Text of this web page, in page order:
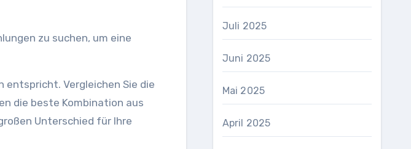
zu suchen, um eine
entspricht. Vergleichen Sie die
die beste Kombination aus
Unterschied für Ihre
Juli 2025
Juni 2025
Mai 2025
April 2025